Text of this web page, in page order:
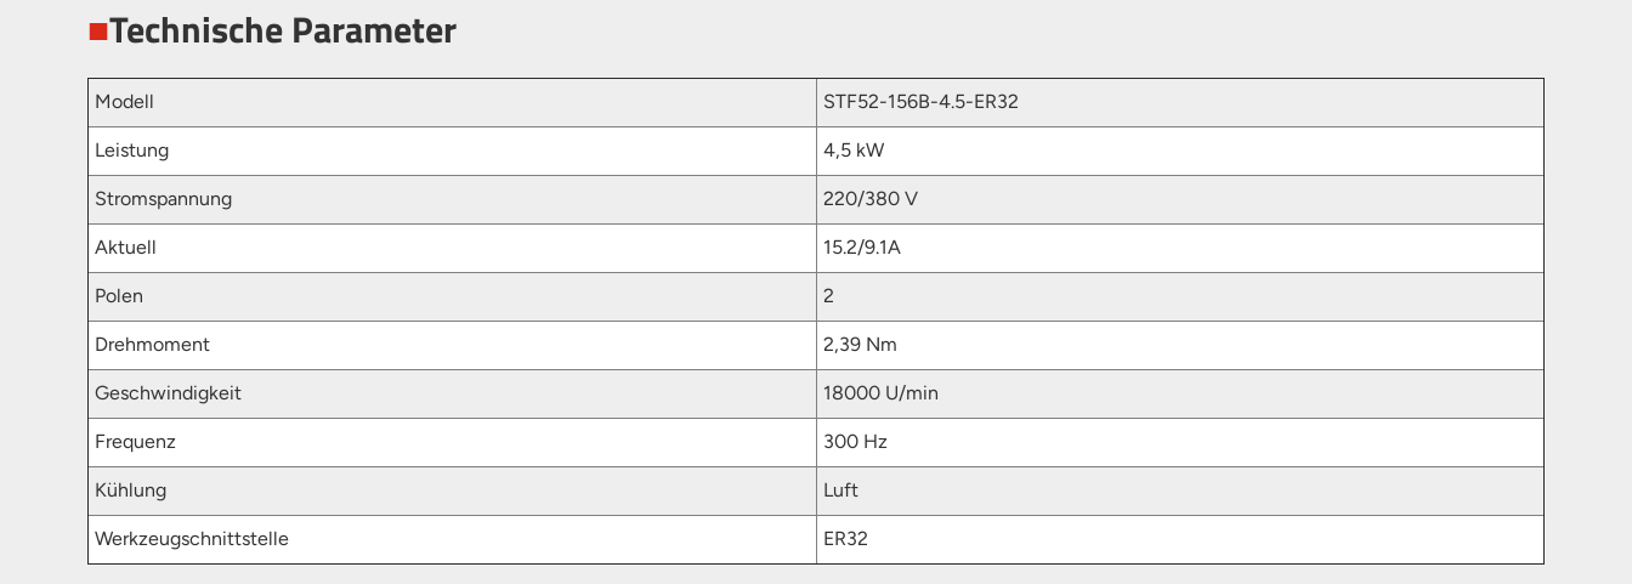
■Technische Parameter
Modell STF52-156B-4.5-ER32
Leistung 4,5 kW
Stromspannung 220/380 V
Aktuell 15.2/9.1A
Polen 2
Drehmoment 2,39 Nm
Geschwindigkeit 18000 U/min
Frequenz 300 Hz
Kühlung Luft
Werkzeugschnittstelle ER32